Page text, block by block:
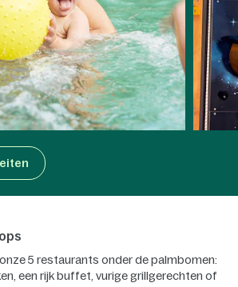
5 restaurants onder de palmbomen:
een rijk buffet, vurige grillgerechten of